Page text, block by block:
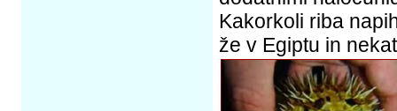
Kakorkoli riba
že v Egiptu in